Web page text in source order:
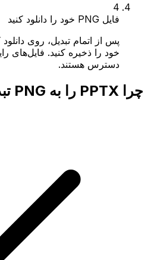
4
فایل PNG خود را دانلود کنید
دسترس هستند.
چرا PPTX را به PNG تبدیل کنیم؟